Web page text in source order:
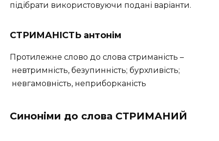
підібрати використовуючи подані варіанти.
СТРИМАНІСТЬ антонім
Протилежне слово до слова стриманість –
невтримність, безупинність; бурхливість;
невгамовність, неприборканість
Синоніми до слова СТРИМАНИЙ